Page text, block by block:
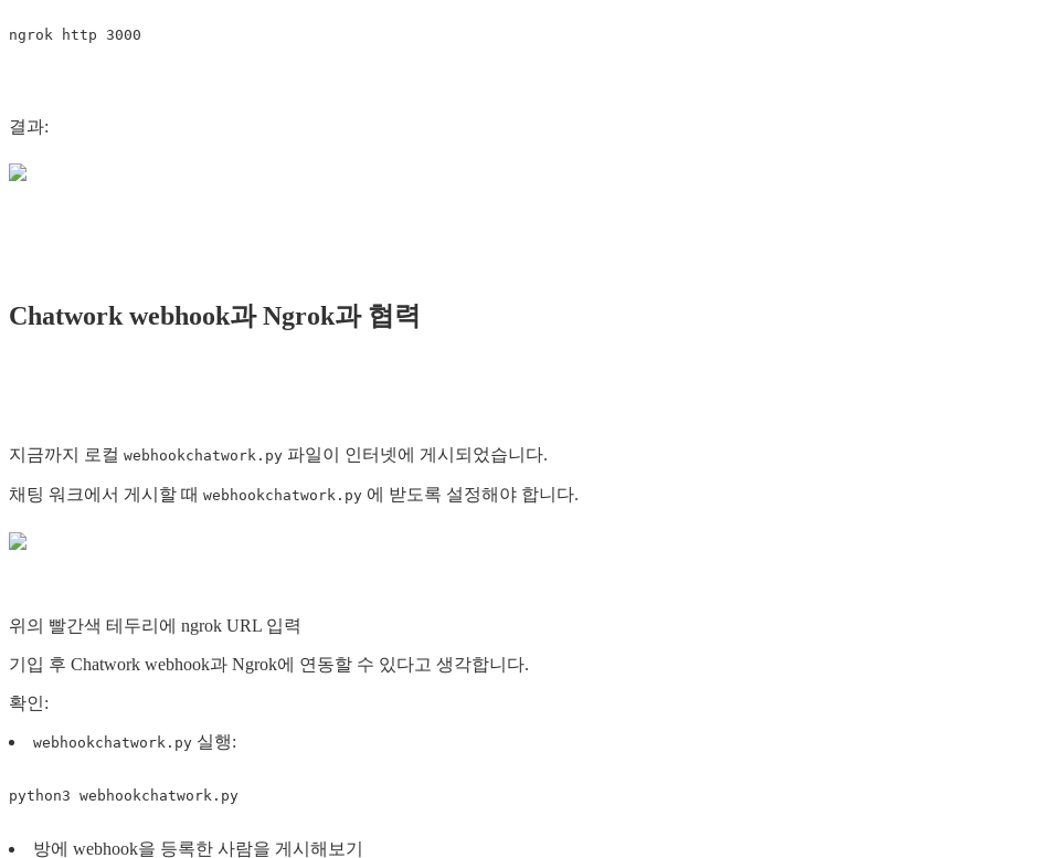
ngrok http 3000
결과:
Chatwork webhook과 Ngrok과 협력
지금까지 로컬 webhookchatwork.py 파일이 인터넷에 게시되었습니다.
채팅 워크에서 게시할 때 webhookchatwork.py 에 받도록 설정해야 합니다.
위의 빨간색 테두리에 ngrok URL 입력
기입 후 Chatwork webhook과 Ngrok에 연동할 수 있다고 생각합니다.
확인:
webhookchatwork.py 실행:
python3 webhookchatwork . py
방에 webhook을 등록한 사람을 게시해보기